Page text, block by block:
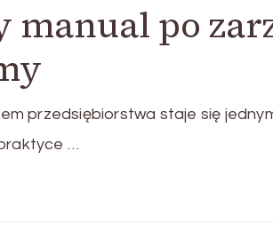
manual po
przedsiębiorstwa staje się
…